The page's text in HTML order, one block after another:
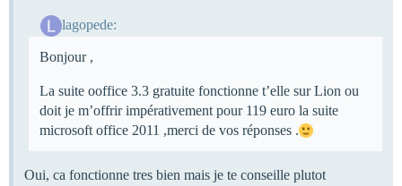
lagopede:
Bonjour ,
La suite ooffice 3.3 gratuite fonctionne t’elle sur Lion ou
doit je m’offrir impérativement pour 119 euro la suite
microsoft office 2011 ,merci de vos réponses .
Oui, ca fonctionne tres bien mais je te conseille plutot